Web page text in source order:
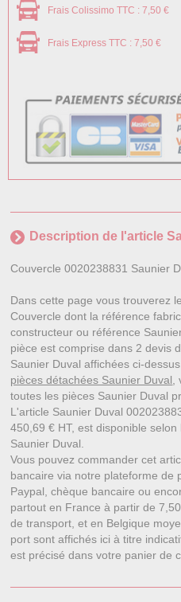
Frais Colissimo TTC : 7,50 €
Frais Express TTC : 7,50 €
Description de l'article
Couvercle 0020238831 Saunier
Dans cette page vous trouverez
Couvercle dont la référence
constructeur ou référence
pièce est comprise dans 2 devis
Saunier Duval affichées ci-
pièces détachées Saunier Duval
toutes les pièces Saunier Duval
L'article Saunier Duval
450,69 € HT, est disponible
Saunier Duval.
Vous pouvez commander cet
bancaire via notre plateforme de
Paypal, chèque bancaire ou
partout en France à partir de
de transport, et en Belgique
port sont affichés ici à titre
est précisé dans votre panier de